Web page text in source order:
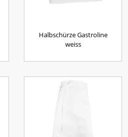
Halbschürze Gastroline
weiss